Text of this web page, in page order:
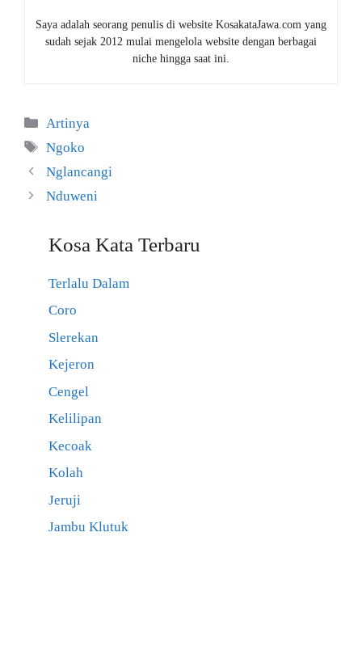
Saya adalah seorang penulis di website KosakataJawa.com yang
sudah sejak 2012 mulai mengelola website dengan berbagai
niche hingga saat ini.
Kategori
Artinya
Tag
Ngoko
Nglancangi
Nduweni
Kosa Kata Terbaru
Terlalu Dalam
Coro
Slerekan
Kejeron
Cengel
Kelilipan
Kecoak
Kolah
Jeruji
Jambu Klutuk